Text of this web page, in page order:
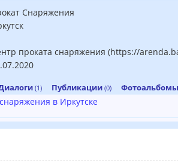
Снаряжения
проката снаряжения (https://
(1) Публикации (0)
в Иркутске